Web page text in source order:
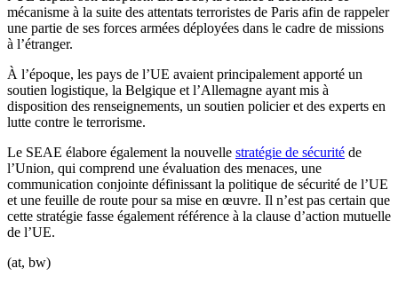
mécanisme à la suite des attentats terroristes de Paris afin de rappeler
une partie de ses forces armées déployées dans le cadre de missions
à l’étranger.
À l’époque, les pays de l’UE avaient principalement apporté un
soutien logistique, la Belgique et l’Allemagne ayant mis à
disposition des renseignements, un soutien policier et des experts en
lutte contre le terrorisme.
Le SEAE élabore également la nouvelle stratégie de sécurité de
l’Union, qui comprend une évaluation des menaces, une
communication conjointe définissant la politique de sécurité de l’UE
et une feuille de route pour sa mise en œuvre. Il n’est pas certain que
cette stratégie fasse également référence à la clause d’action mutuelle
de l’UE.
(at, bw)